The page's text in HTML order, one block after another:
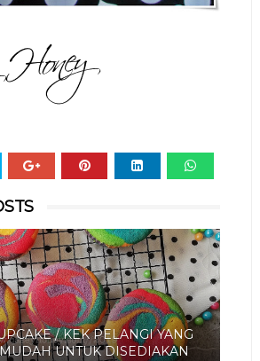
/ KEK PELANGI YANG
UNTUK DISEDIAKAN